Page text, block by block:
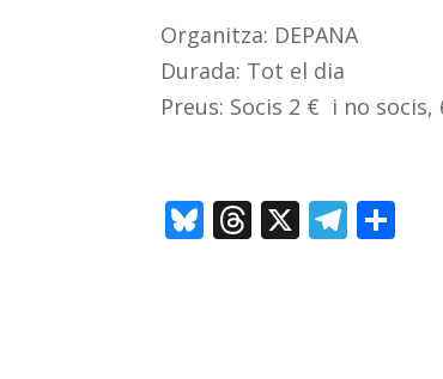
Organitza: DEPANA
Durada: Tot el dia
Preus: Socis 2 € i no socis,
Bl T X T